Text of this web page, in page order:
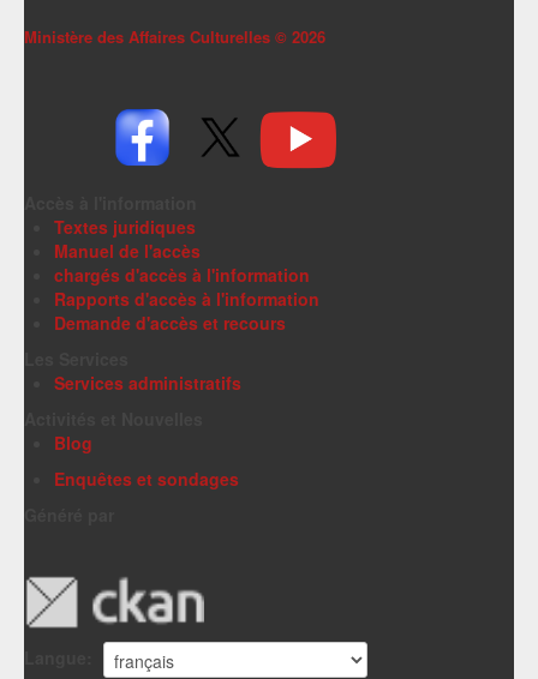
Ministère des Affaires Culturelles © 2026
Textes juridiques
Manuel de l'accès
chargés d'accès à l'information
Rapports d'accès à l'information
Demande d'accès et recours
Services administratifs
Blog
Enquêtes et sondages